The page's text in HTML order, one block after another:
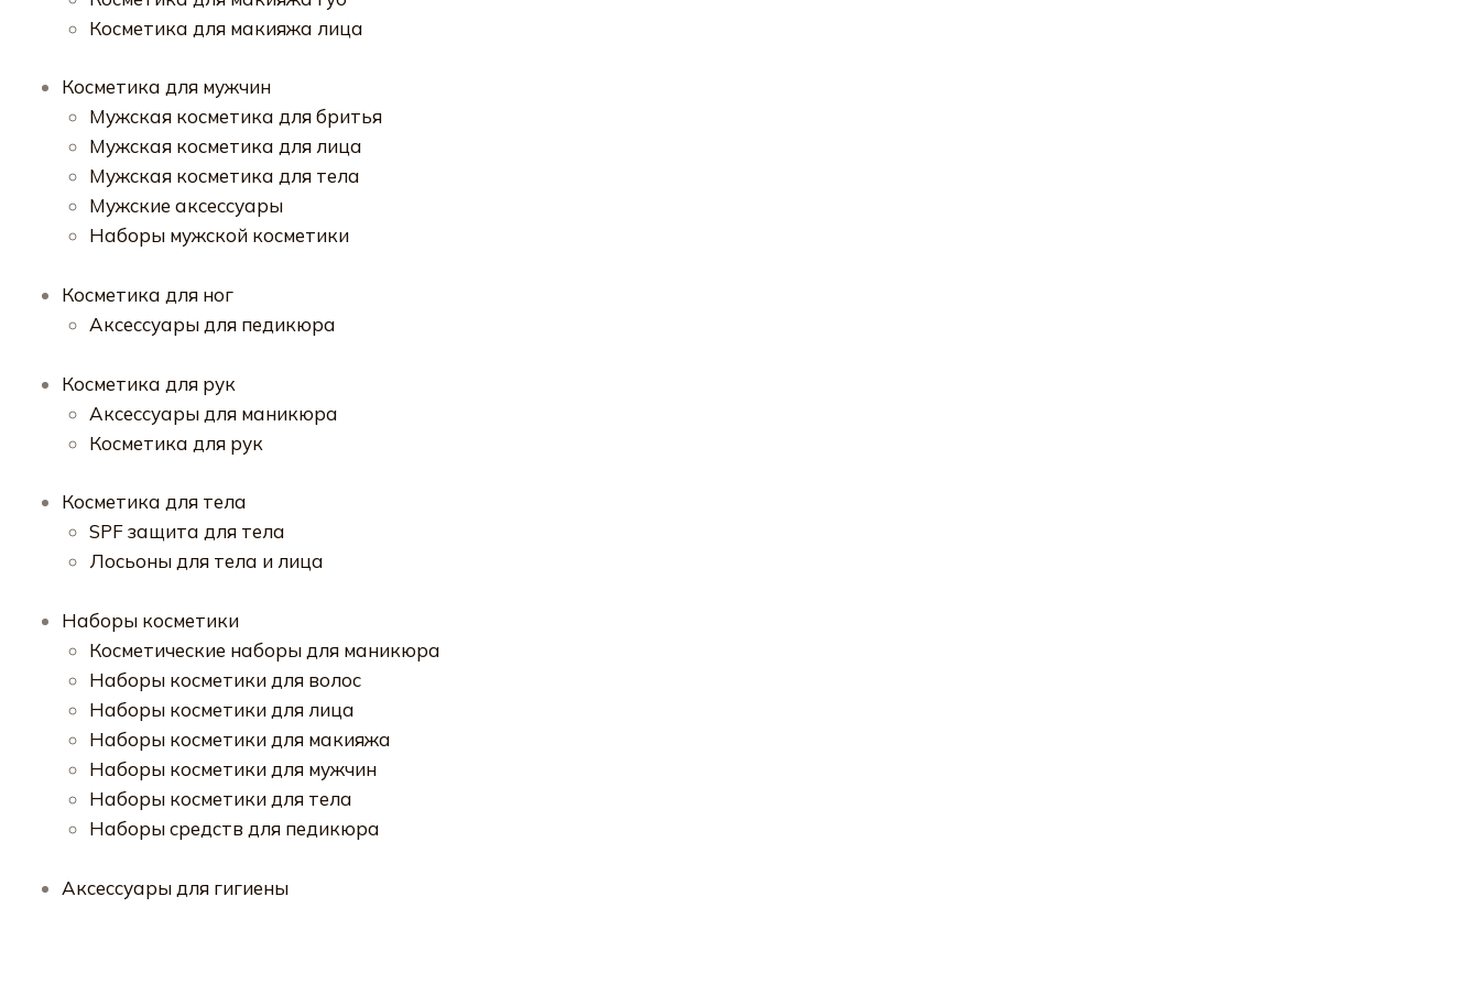
Косметика для макияжа лица
Косметика для мужчин
Мужская косметика для бритья
Мужская косметика для лица
Мужская косметика для тела
Мужские аксессуары
Наборы мужской косметики
Косметика для ног
Аксессуары для педикюра
Косметика для рук
Аксессуары для маникюра
Косметика для рук
Косметика для тела
SPF защита для тела
Лосьоны для тела и лица
Наборы косметики
Косметические наборы для маникюра
Наборы косметики для волос
Наборы косметики для лица
Наборы косметики для макияжа
Наборы косметики для мужчин
Наборы косметики для тела
Наборы средств для педикюра
Аксессуары для гигиены